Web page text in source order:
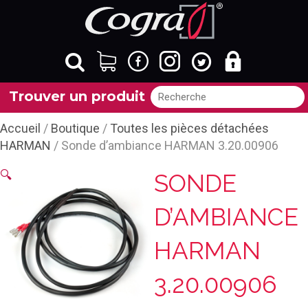
Trouver un produit
Accueil / Boutique / Toutes les pièces détachées
HARMAN / Sonde d’ambiance HARMAN 3.20.00906
🔍
SONDE
D’AMBIANCE
HARMAN
3.20.00906